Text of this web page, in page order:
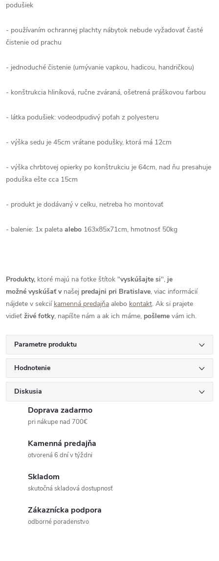
podušiek
- používaním ochrannej plachty nábytok nebude vyžadovať časté
čistenie od prachu
- jednoduché čistenie (umývanie vapkou, hadicou, handričkou)
- konštrukcia hliníková, ručne zváraná, ošetrená práškovou farbou
- látka podušiek: vodeodpudivý poťah z polyesteru
- výška sedu je 45cm vrátane podušky, ktorá má 12cm
- výška chrbtovej opierky po konštrukciu je 64cm, nad ňu presahuje
poduška ešte cca 15cm
- produkt je dodávaný v celku, netreba ho montovať
- balenie: 1x paleta alebo 163x85x71cm, hmotnosť 50kg
Produkty, ktoré majú na fotke štítok "vyskúšajte si", je
možné vyskúšať v našej predajni pri Bratislave, viac informácií
nájdete v sekcií kamenná predajňa alebo kontakt. Ak si prajete
vidieť živé fotky, napíšte nám a ak ich máme, pošleme vám ich.
Parametre produktu
Hodnotenie
Diskusia
Doprava zadarmo
pri nákupe nad 700€
Kamenná predajňa
otvorená 6 dní v týždni
Skladom
skutočná skladová dostupnosť
Zákaznícka podpora
odborné poradenstvo